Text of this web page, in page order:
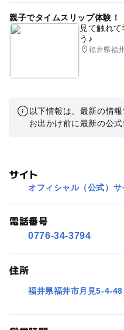
親子でタイムスリップ体験！
見て触れ
う♪
福井県福
以下情報は、最新の情
お出かけ前に最新の公
サイト
オフィシャル（公式）サ
電話番号
0776-34-3794
住所
福井県福井市月見5-4-48